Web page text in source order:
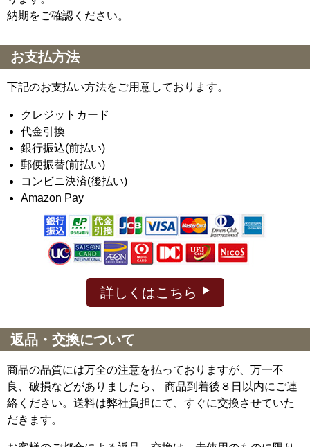
納期をご確認ください。
お支払方法
下記のお支払い方法をご用意しております。
クレジットカード
代金引換
銀行振込(前払い)
郵便振替(前払い)
コンビニ決済(後払い)
Amazon Pay
詳しくはこちら
返品・交換について
商品の品質には万全の注意を払っておりますが、万一不
良、破損などがありましたら、 商品到着後８日以内にご連
絡ください。送料は弊社負担にて、すぐに交換させていた
だきます。